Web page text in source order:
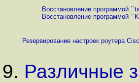
Восстановление программой
Восстановление программой
Резервирование настроек роутера
9. Различные